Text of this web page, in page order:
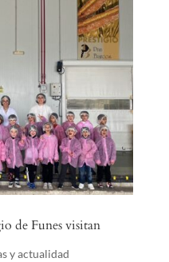
de Funes visitan
y actualidad